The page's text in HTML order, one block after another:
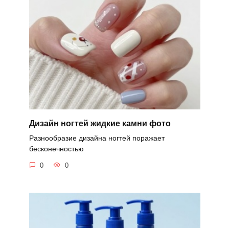
Дизайн ногтей жидкие камни фото
Разнообразие дизайна ногтей поражает
бесконечностью
0 0